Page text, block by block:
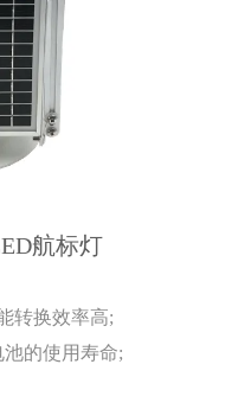
航标灯
转换效率高;
的使用寿命;